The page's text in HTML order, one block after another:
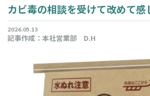
カビ毒の相談を受けて改めて感
2026.05.13
記事作成： 本社営業部 D.H